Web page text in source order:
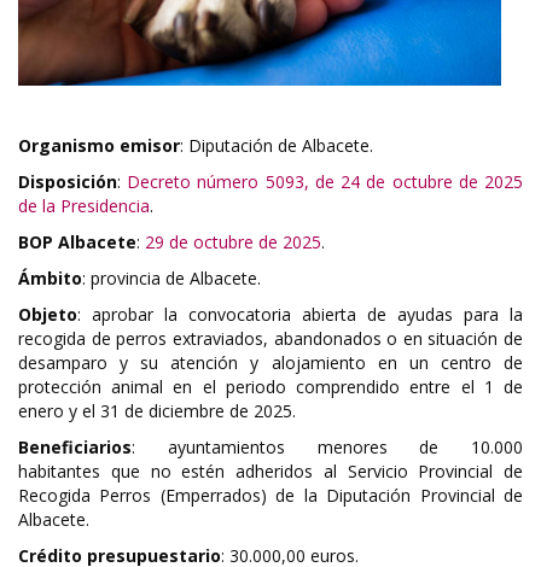
Organismo emisor: Diputación de Albacete.
Disposición: Decreto número 5093, de 24 de octubre de 2025
de la Presidencia.
BOP Albacete: 29 de octubre de 2025.
Ámbito: provincia de Albacete.
Objeto: aprobar la convocatoria abierta de ayudas para la
recogida de perros extraviados, abandonados o en situación de
desamparo y su atención y alojamiento en un centro de
protección animal en el periodo comprendido entre el 1 de
enero y el 31 de diciembre de 2025.
Beneficiarios: ayuntamientos menores de 10.000
habitantes que no estén adheridos al Servicio Provincial de
Recogida Perros (Emperrados) de la Diputación Provincial de
Albacete.
Crédito presupuestario: 30.000,00 euros.